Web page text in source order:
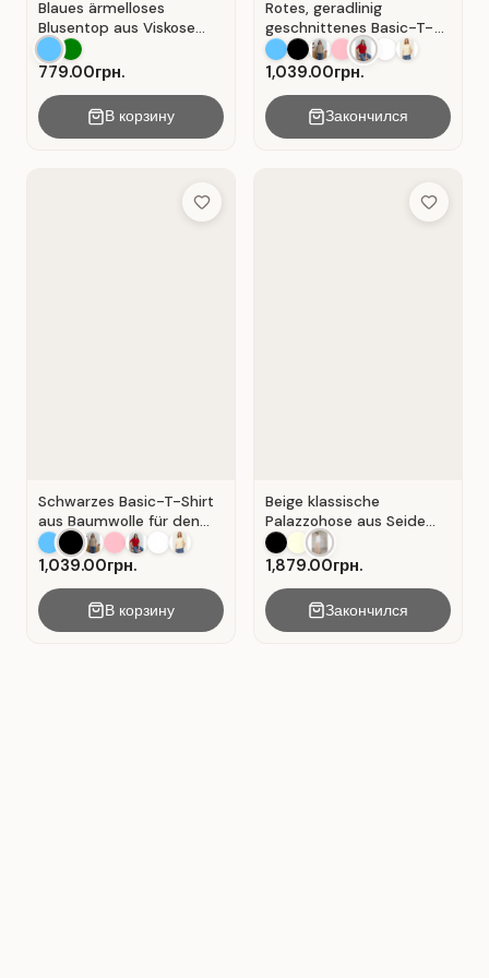
Blaues ärmelloses
Blusentop aus Viskose
mit V-Ausschnitt . Blau .
779.00грн.
В корзину
Rotes, geradlinig
geschnittenes Basic-T-
Shirt aus Baumwolle . Rot
.1,039.00грн.
Закончился
Add to Wish List
Schwarzes Basic-T-Shirt
aus Baumwolle für den
Alltag . Schwarz.
1,039.00грн.
В корзину
Add to
Beige klassische
Palazzohose aus Seide
mit Falten . Beige .
1,879.00грн.
Закончился